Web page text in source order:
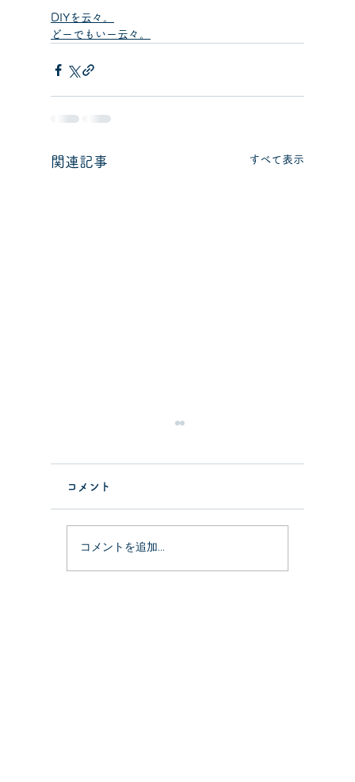
DIYを云々。
どーでもいー云々。
関連記事 すべて表示
おむつ交換台を作ってみ
コメント
コメントを追加…